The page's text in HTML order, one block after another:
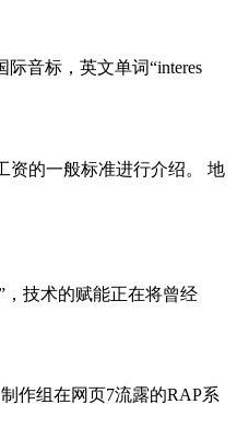
音标，英文单词“interes
资的一般标准进行介绍。 地
技术的赋能正在将曾经
作组在网页7流露的RAP系